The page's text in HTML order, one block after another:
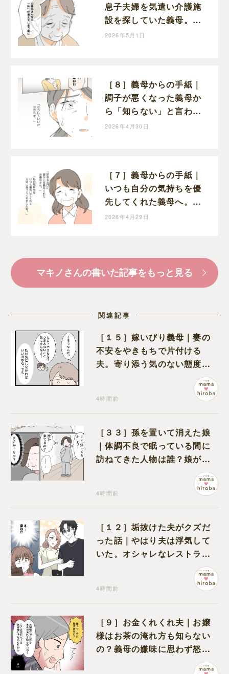
息子夫婦を気遣い介護施
設を探していた義母。も
っと早く感謝を伝えたか
2026年5月1日
［８］義母からの手紙｜
調子が悪くなった義母か
ら「知らない」と言われ
てショックを受ける嫁
2026年4月30日
［７］義母からの手紙｜
いつも自分の気持ちを優
先してくれた義母へ。嫁
から今までの感謝の気持
2026年4月29日
マキノさんの書いた記事をもっと見る
関連記事
［１５］嫁いびり義母｜妻の
不安をやきもちで片付ける
夫。寄り添う気のない態度に
4時間前
［３３］孫を置いて消えた娘
｜体調不良で眠っている間に
訪ねてきた人物は誰？娘が戻
ってきたのかと不安になる
4時間前
［１２］垢抜けた夫がクズだ
った話｜やはり夫は浮気して
いた。オシャレなレストラン
4時間前
［９］お金くれくれ夫｜お嬢
様はお茶の淹れ方も知らない
の？義母の嫌味に思わず怒り